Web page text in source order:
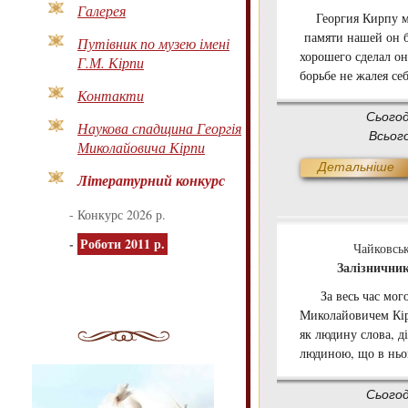
Галерея
Путівник по музею імені
Г.М. Кірпи
Контакти
Наукова спадщина Георгія
Миколайовича Кірпи
Літературний конкурс
- Конкурс 2026 р.
- Роботи 2011 р.
Георгия Кирпу
памяти нашей он
хорошего сделал
борьбе не жалея
Детальніше
За весь час мого
Миколайовичем
як людину слова,
людиною, що в